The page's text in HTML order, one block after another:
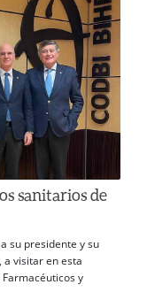
sanitarios de
su presidente y su
a visitar en esta
y